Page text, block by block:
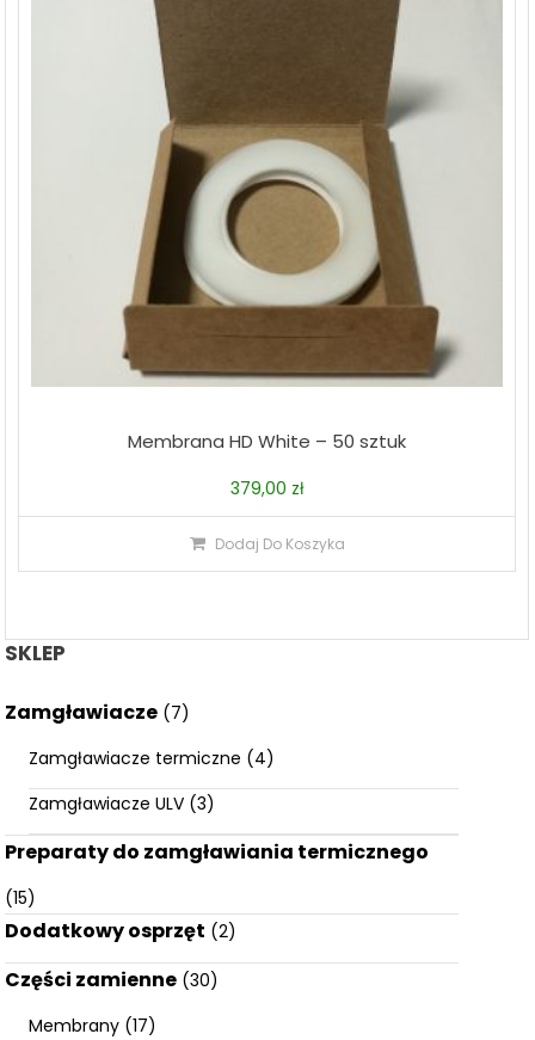
Membrana HD White – 50 sztuk
379,00 zł
Dodaj Do Koszyka
SKLEP
Zamgławiacze (7)
Zamgławiacze termiczne (4)
Zamgławiacze ULV (3)
Preparaty do zamgławiania termicznego
(15)
Dodatkowy osprzęt (2)
Części zamienne (30)
Membrany (17)